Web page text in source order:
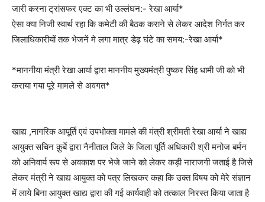
जारी करना ट्रांसफर एक्ट का भी उल्लंघन:- रेखा आर्या*
ऐसा क्या निजी स्वार्थ रहा कि कमेटी की बैठक कराने से लेकर आदेश निर्गत कर
जिलाधिकारीयों तक भेजनें मे लगा मात्र डेढ़ घंटे का समय:-रेखा आर्या*
*माननीया मंत्री रेखा आर्या द्वारा माननीय मुख्यमंत्री पुष्कर सिंह धामी जी को भी
कराया गया पूरे मामले से अवगत*
खाद्य ,नागरिक आपूर्ति एवं उपभोक्ता मामले की मंत्री श्रीमती रेखा आर्या ने खाद्य
आयुक्त सचिन क़ुर्बे द्वारा नैनीताल जिले के जिला पूर्ति अधिकारी श्री मनोज बर्मन
को अनिवार्य रूप से अवकाश पर भेजे जाने को लेकर कड़ी नाराजगी जताई है जिसे
लेकर मंत्री ने खाद्य आयुक्त को पत्र लिखकर कहा कि उक्त विषय को मेरे संज्ञान
में लाये बिना आयुक्त खाद्य द्वारा की गई कार्यवाही को तत्काल निरस्त किया जाता है